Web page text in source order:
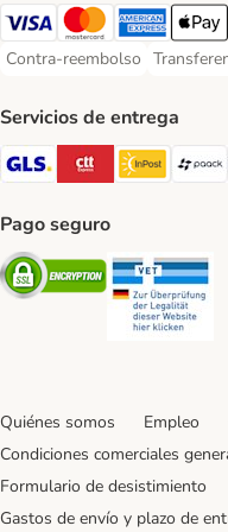
Visa Payment Method
Mastercard Payment
AmericanApple
Contra-reembolso
Contra-reembolso Payment
Servicios de entrega
GLS Shipping Method
CTTExpressInPost
Pago seguro
Security
Quiénes somos Empleo
Condiciones comerciales
Formulario de desistimiento
Gastos de envío y plazo de